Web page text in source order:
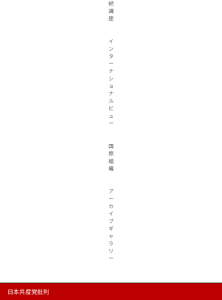
続
講
座
イ
ン
タ
ー
ナ
シ
ョ
ナ
ル
ビ
ュ
ー
国
際
組
織
ア
ー
カ
イ
ブ
ギ
ャ
ラ
リ
ー
日本共産党批判